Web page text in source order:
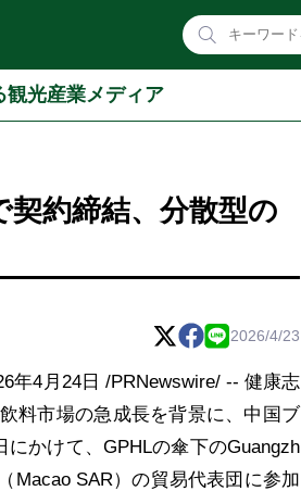
観光産業メディア
約締結、分散型の
2026/4/23
年4月24日 /PRNewswire/ -- 健康志
料市場の急成長を背景に、中国ブ
かけて、GPHLの傘下のGuangzh
Macao SAR）の貿易代表団に参加